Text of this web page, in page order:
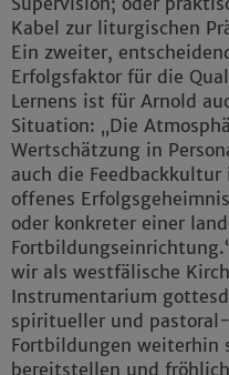
Kabel zur liturgischen
Ein zweiter,
Erfolgsfaktor für die
Lernens ist für Arnold
Situation: „Die
Wertschätzung in
auch die
offenes
oder konkreter einer
wir als westfälische
Instrumentarium
spiritueller und
Fortbildungen weiterhin
bereitstellen und